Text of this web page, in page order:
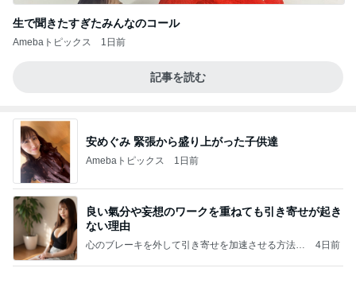
生で聞きたすぎたみんなのコール
Amebaトピックス 1日前
記事を読む
安めぐみ 緊張から盛り上がった子供達
Amebaトピックス 1日前
良い氣分や妄想のワークを重ねても引き寄せが起き
ない理由
心のブレーキを外して引き寄せを加速させる方法：
4日前